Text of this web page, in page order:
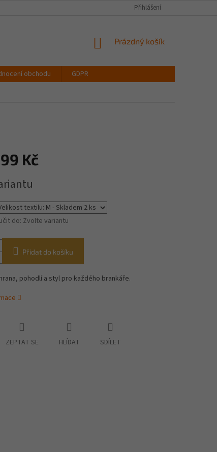
NÁM VŠECHNY DRUHY
Přihlášení
NÁKUPNÍ
Prázdný košík
obchodu
GDPR
Kč
do: Zvolte variantu
Přidat do košíku
pohodlí a styl pro každého brankáře.
ZEPTAT SE HLÍDAT SDÍLET